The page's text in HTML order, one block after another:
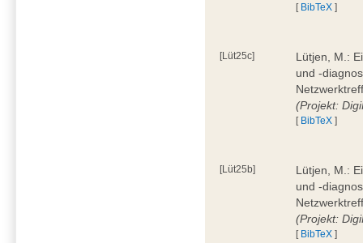
[ BibTeX ]
[Lüt25c]
Lütjen, M.:
und -
(Projekt:
[ BibTeX ]
[Lüt25b]
Lütjen, M.:
und -
(Projekt:
[ BibTeX ]